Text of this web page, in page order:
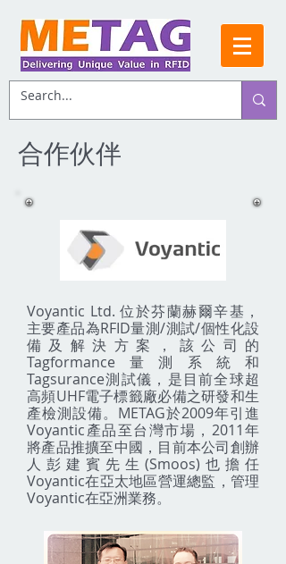
合作伙伴
Voyantic Ltd. 位於芬蘭赫爾辛基，
主要產品為RFID量測/測試/個性化設
備及 解決方案，該公司的
Tagformance量測系統和
Tagsurance測試儀，是目前全球超
高頻UHF電子標籤廠必備之研發和生
產檢測設備。METAG於2009年引進
Voyantic產品至台灣市場，2011年
將產品推擴至中國，目前本公司創辦
人彭建賓先生(Smoos)也 擔任
Voyantic在亞太地區營運總監，管理
Voyantic在亞洲業務。